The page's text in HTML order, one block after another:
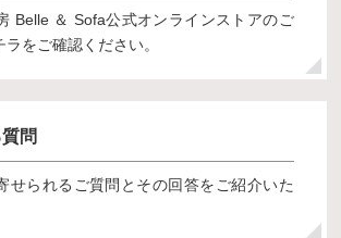
Belle ＆ Sofa公式オンラインストアのご
をご確認ください。
問
せられるご質問とその回答をご紹介いた